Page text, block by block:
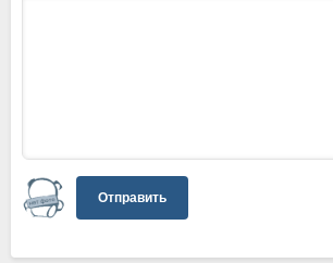
Отправить